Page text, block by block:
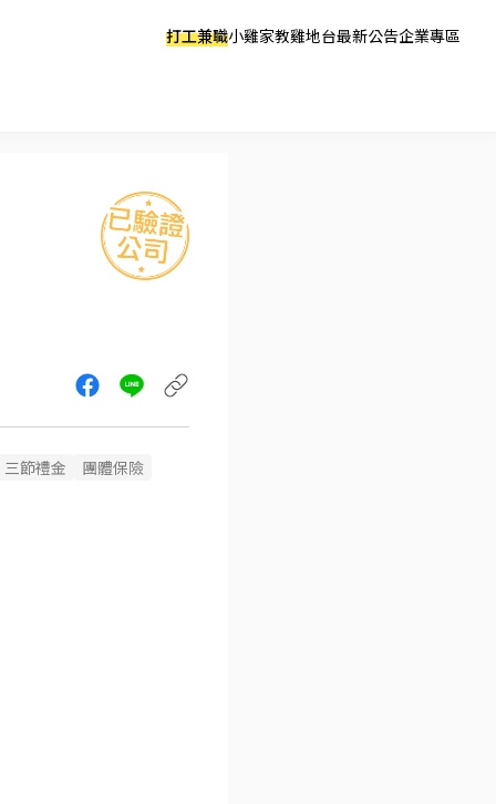
打工兼職小雞家教雞地台最新公告企業專區
三節禮金 團體保險